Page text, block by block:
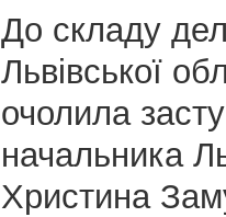
До складу
Львівської
очолила
начальника
Христина